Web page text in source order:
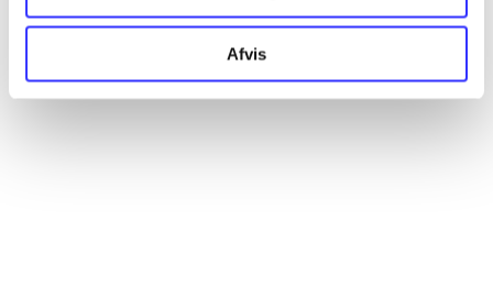
Afvis
Artikler
Alle registrerede artikler fordelt på udgivelser